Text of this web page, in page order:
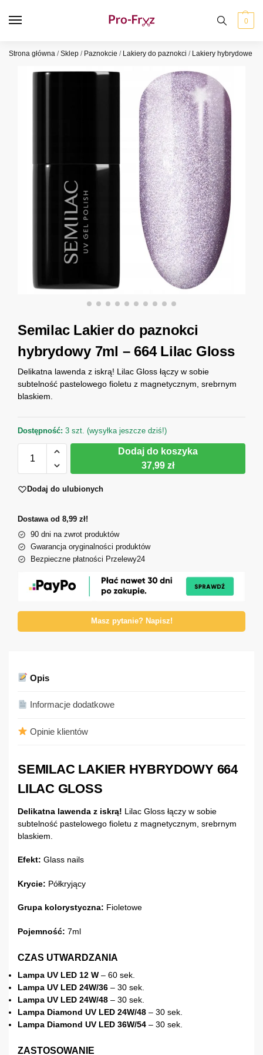
0
Strona główna /Sklep / Paznokcie / Lakiery do paznokci / Lakiery hybrydowe
Semilac Lakier do paznokci
hybrydowy 7ml – 664 Lilac Gloss
Delikatna lawenda z iskrą! Lilac Gloss łączy w sobie
subtelność pastelowego fioletu z magnetycznym, srebrnym
blaskiem.
Dostępność: 3 szt. (wysyłka jeszcze dziś!)
Dodaj do koszyka
37,99 zł
Dodaj do ulubionych
Dostawa od 8,99 zł!
90 dni na zwrot produktów
Gwarancja oryginalności produktów
Bezpieczne płatności Przelewy24
Masz pytanie? Napisz!
Opis
Informacje dodatkowe
Opinie klientów
SEMILAC LAKIER HYBRYDOWY 664
LILAC GLOSS
Delikatna lawenda z iskrą! Lilac Gloss łączy w sobie
subtelność pastelowego fioletu z magnetycznym, srebrnym
blaskiem.
Efekt: Glass nails
Krycie: Półkryjący
Grupa kolorystyczna: Fioletowe
Pojemność: 7ml
CZAS UTWARDZANIA
Lampa UV LED 12 W – 60 sek.
Lampa UV LED 24W/36 – 30 sek.
Lampa UV LED 24W/48 – 30 sek.
Lampa Diamond UV LED 24W/48 – 30 sek.
Lampa Diamond UV LED 36W/54 – 30 sek.
ZASTOSOWANIE